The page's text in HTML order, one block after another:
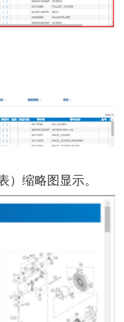
缩略图显示。